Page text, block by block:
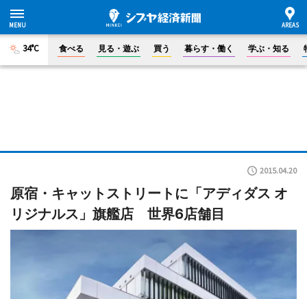
34°C 食べる 見る・遊ぶ 買う 暮らす・働く 学ぶ・知る
2015.04.20
原宿・キャットストリートに「アディダス オ
リジナルス」旗艦店 世界6店舗目